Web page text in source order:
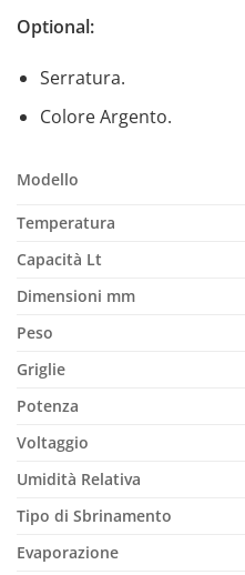
Optional:
Serratura.
Colore Argento.
Modello
Temperatura
Capacità Lt
Dimensioni mm
Peso
Griglie
Potenza
Voltaggio
Umidità Relativa
Tipo di Sbrinamento
Evaporazione